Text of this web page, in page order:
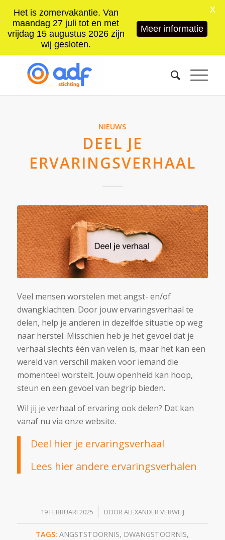
NIEUWS
DEEL JE
ERVARINGSVERHAAL
Veel mensen worstelen met angst- en/of
dwangklachten. Door jouw ervaringsverhaal te
delen, help je anderen in dezelfde situatie op weg
naar herstel. Misschien heb je het gevoel dat je
verhaal slechts één van velen is, maar het kan een
wereld van verschil maken voor iemand die
momenteel worstelt. Jouw openheid kan hoop,
steun en een gevoel van begrip bieden.
Wil jij je verhaal of ervaring ook delen? Dat kan
vanaf nu via onze website.
Deel hier je ervaringsverhaal
Lees hier andere ervaringsverhalen
19 FEBRUARI 2025
/ DOORALEXANDER VERWEIJ
TAGS: ANGSTSTOORNIS, DWANGSTOORNIS,
Het is zomervakantie. Van
maandag 27 juli tot en met
vrijdag 15 augustus 2026 zijn
wij gesloten.
Meer informatie
X